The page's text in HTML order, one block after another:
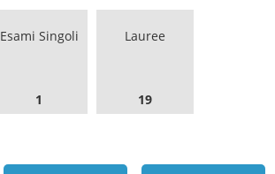
Esami Singoli
1
Lauree
19